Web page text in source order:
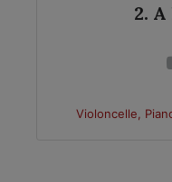
2.
Violoncelle,